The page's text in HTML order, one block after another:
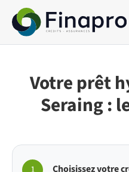
Votre prêt
Seraing :
Choisissez votre